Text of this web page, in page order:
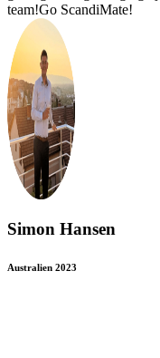
team!Go ScandiMate!
Simon Hansen
Australien 2023